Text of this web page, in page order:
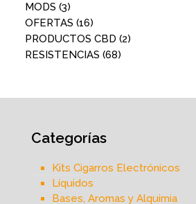
MODS (3)
OFERTAS (16)
PRODUCTOS CBD (2)
RESISTENCIAS (68)
Categorías
Kits Cigarros Electrónicos
Líquidos
Bases, Aromas y Alquimia